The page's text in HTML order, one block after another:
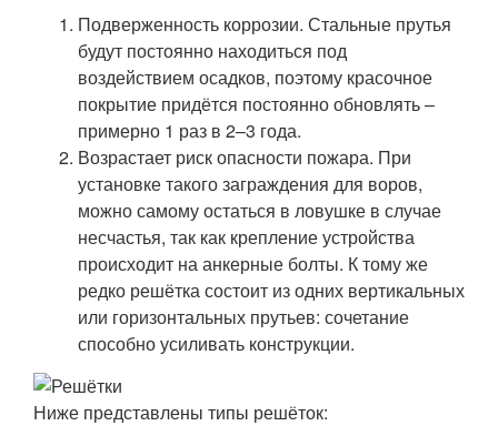
Подверженность коррозии. Стальные прутья
будут постоянно находиться под
воздействием осадков, поэтому красочное
покрытие придётся постоянно обновлять –
примерно 1 раз в 2–3 года.
Возрастает риск опасности пожара. При
установке такого заграждения для воров,
можно самому остаться в ловушке в случае
несчастья, так как крепление устройства
происходит на анкерные болты. К тому же
редко решётка состоит из одних вертикальных
или горизонтальных прутьев: сочетание
способно усиливать конструкции.
Ниже представлены типы решёток: